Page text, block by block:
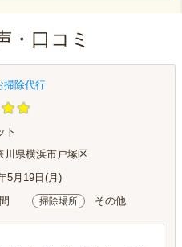
・口コミ
掃除代行
ト
川県横浜市戸塚区
5月19日(月)
掃除場所 その他